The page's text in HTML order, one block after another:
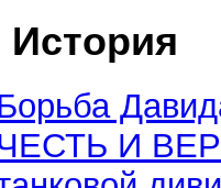
История
И